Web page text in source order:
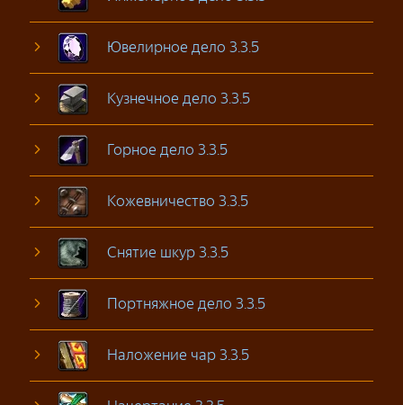
Ювелирное дело 3.3.5
Кузнечное дело 3.3.5
Горное дело 3.3.5
Кожевничество 3.3.5
Снятие шкур 3.3.5
Портняжное дело 3.3.5
Наложение чар 3.3.5